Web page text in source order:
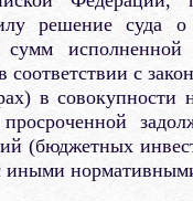
решение суда о
сумм
с
в
(бюджетных
иными